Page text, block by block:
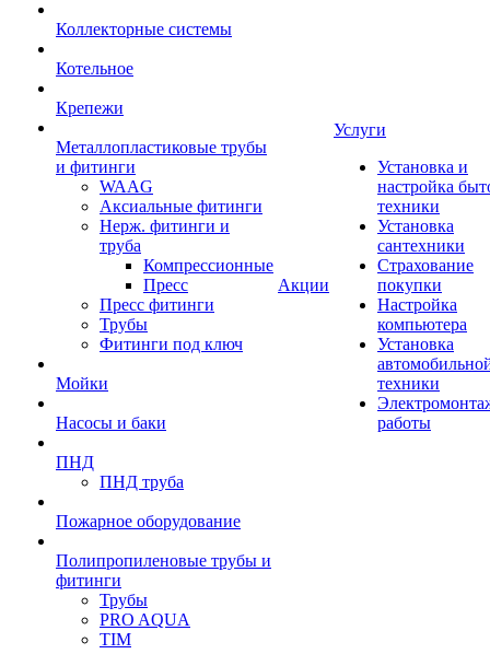
Коллекторные системы
Котельное
Крепежи
Металлопластиковые трубы
и фитинги
WAAG
Аксиальные фитинги
Нерж. фитинги и
труба
Компрессионные
Пресс
Пресс фитинги
Трубы
Фитинги под ключ
Мойки
Насосы и баки
ПНД
ПНД труба
Пожарное оборудование
Полипропиленовые трубы и
фитинги
Трубы
PRO AQUA
TIM
Акции
Услуги
Установка и
настройка
техники
Установка
сантехники
Страхование
покупки
Настройка
компьютера
Установка
техники
работы